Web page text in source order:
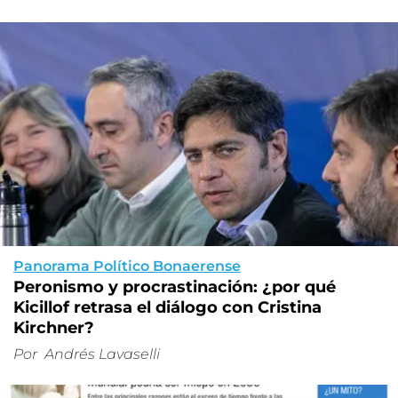
Panorama Político Bonaerense
Peronismo y procrastinación: ¿por qué
Kicillof retrasa el diálogo con Cristina
Kirchner?
Por Andrés Lavaselli